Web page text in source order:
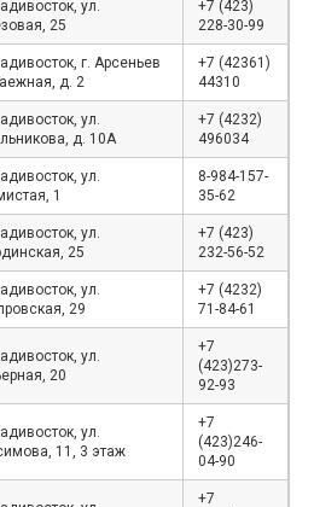
ул.
25
+7 (423)
228-30-99
г. Арсеньев
д. 2
+7 (42361)
44310
ул.
д. 10А
+7 (4232)
496034
ул.
1
8-984-157-
35-62
ул.
25
+7 (423)
232-56-52
ул.
29
+7 (4232)
71-84-61
ул.
20
+7
(423)273-
92-93
ул.
11, 3 этаж
+7
(423)246-
04-90
+7